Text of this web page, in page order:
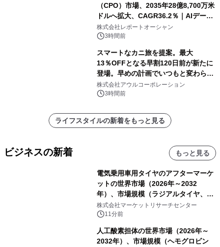
（CPO）市場、2035年28億8,700万米
ドルへ拡大、CAGR36.2％｜AIデータ
センター・高速光通信需要が成長を加
速
株式会社レポートオーシャン
3時間前
スマートなカニ旅を提案。最大
13％OFFとなる早割120日前が新たに
登場。早めの計画でいつもと変わらぬ
大人の冬旅を。ー夕日ヶ浦温泉「佳松
苑 別邸ふうか」ー
株式会社アウルコーポレーション
3時間前
ライフスタイルの新着をもっと見る
ビジネスの新着 もっと見る
電気乗用車用タイヤのアフターマーケ
ットの世界市場（2026年～2032
年）、市場規模（ラジアルタイヤ、サ
イドウォール補強タイヤ、その他）・
分析レポートを発表
株式会社マーケットリサーチセンター
11分前
人工酸素担体の世界市場（2026年～
2032年）、市場規模（ヘモグロビン